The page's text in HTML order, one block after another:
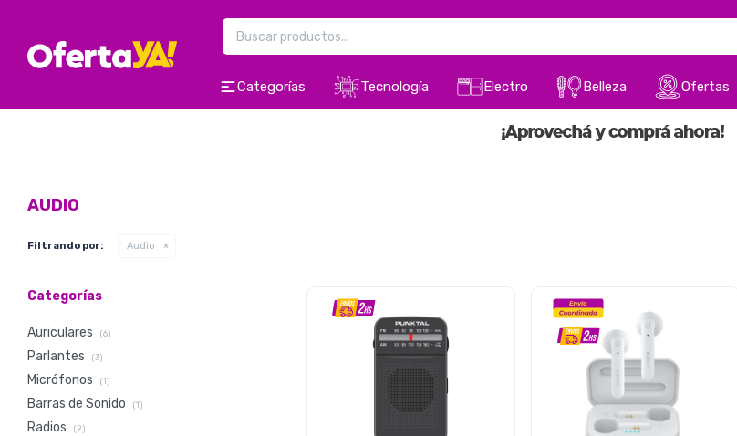
Categorías Tecnología Electro Belleza Ofertas
AUDIO
Filtrando por: Audio
Categorías
Auriculares (6)
Parlantes (3)
Micrófonos (1)
Barras de Sonido (1)
Radios (2)